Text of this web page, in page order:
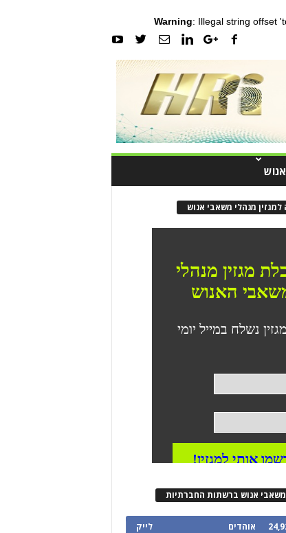
Warning: Illegal string offset
מנהלי משאבי אנוש
אנוש ברשתות החברתיות
אוהדים לייק